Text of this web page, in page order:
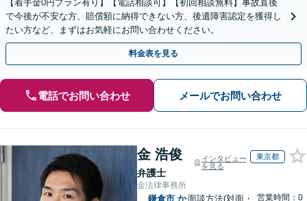
【着手金0円プラン有り】【電話相談可】【初回相談無料】事故直後
で今後が不安な方、賠償額に納得できない方、後遺障害認定を獲得し
たい方など、まずはお気軽にお問い合わせください。
料金表を見る
電話でお問い合わせ メールでお問い合わせ
金 浩俊
弁護士
インタビュー
を見る
東京都
金法律事務所
鎌倉市 か面談方法(対面・
営業時間：0